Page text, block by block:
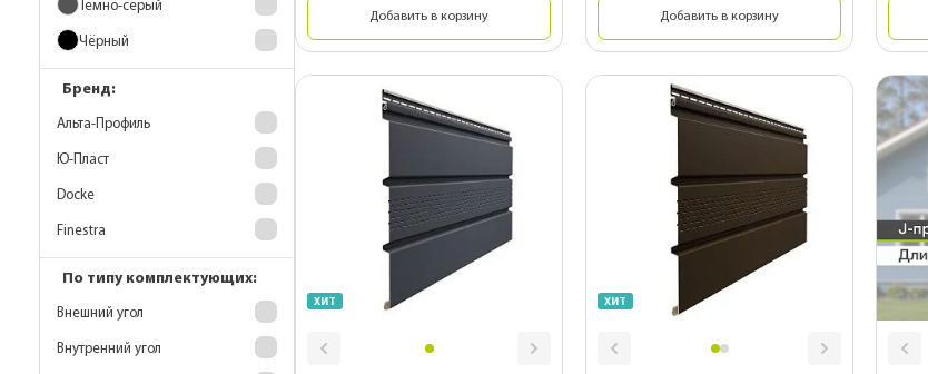
Комплектующие для
гибкой черепицы
Металлические планки
для монтажа
Подкровельная
вентиляция
OSB плиты
Для дачного домика
Для беседок
Темно-серый
Чёрный
Бренд:
Альта-Профиль
Ю-Пласт
Docke
Finestra
По типу комплектующих:
Внешний угол
Внутренний угол
Добавить в корзину Добавить в корзину
ХИТ ХИТ